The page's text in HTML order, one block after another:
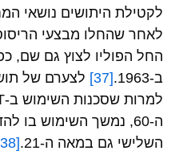
לקטילת היתושים נושאי
החל הפוליו לצוץ גם שם,
ב-1963.
[37]
לצערם של
ה-60, נמשך השימוש בו
השלישי גם במאה ה-21.
[38]